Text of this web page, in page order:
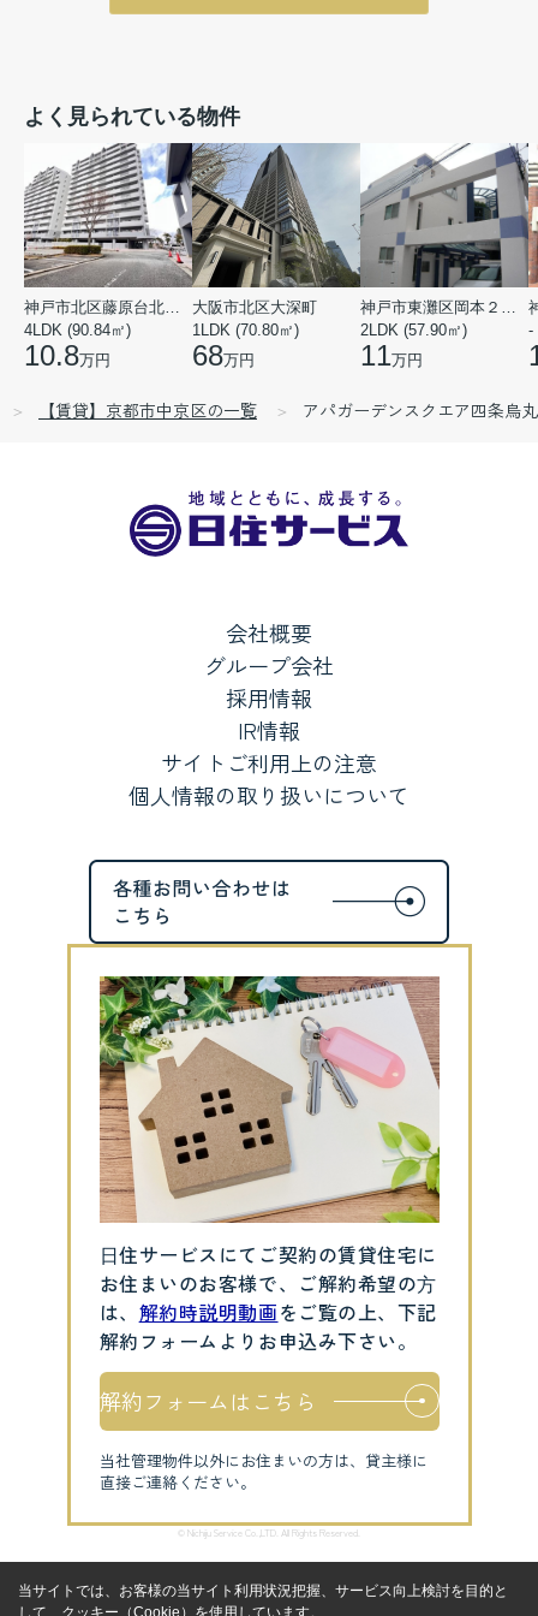
よく見られている物件
神戸市北区藤原台北町５丁目
4LDK (90.84㎡)
10.8万円
大阪市北区大深町
1LDK (70.80㎡)
68万円
神戸市東灘区岡本２丁目
2LDK (57.90㎡)
11万円
-
【賃貸】京都市中京区の一覧 アパガーデンスクエア四条烏丸
会社概要
グループ会社
採用情報
IR情報
サイトご利用上の注意
個人情報の取り扱いについて
⽇住サービスにてご契約の賃貸住宅に
お住まいのお客様で、ご解約希望の⽅
は、 解約時説明動画をご覧の上、下記
解約フォームよりお申込み下さい。
解約フォームはこちら
当社管理物件以外にお住まいの方は、貸主様に
直接ご連絡ください。
© Nichiju Service Co.,LTD. All Rights Reserved.
当サイトでは、お客様の当サイト利用状況把握、サービス向上検討を目的と
して、クッキー（Cookie）を使用しています。